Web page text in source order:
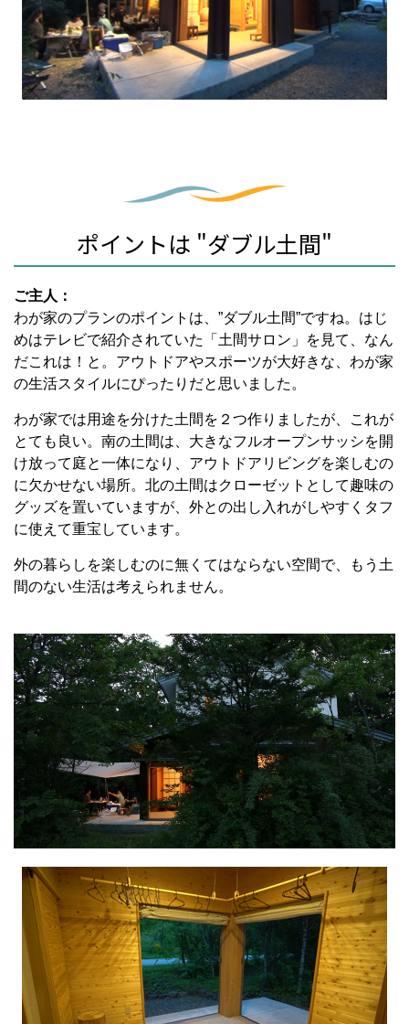
ポイントは "ダブル土間"
ご主人：
わが家のプランのポイントは、”ダブル土間”ですね。はじ
めはテレビで紹介されていた「土間サロン」を見て、なん
だこれは！と。アウトドアやスポーツが大好きな、わが家
の生活スタイルにぴったりだと思いました。
わが家では用途を分けた土間を２つ作りましたが、これが
とても良い。南の土間は、大きなフルオープンサッシを開
け放って庭と一体になり、アウトドアリビングを楽しむの
に欠かせない場所。北の土間はクローゼットとして趣味の
グッズを置いていますが、外との出し入れがしやすくタフ
に使えて重宝しています。
外の暮らしを楽しむのに無くてはならない空間で、もう土
間のない生活は考えられません。